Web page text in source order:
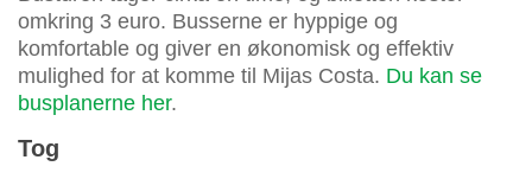
omkring 3 euro. Busserne er hyppige og
komfortable og giver en økonomisk og effektiv
mulighed for at komme til Mijas Costa. Du kan se
busplanerne her.
Tog